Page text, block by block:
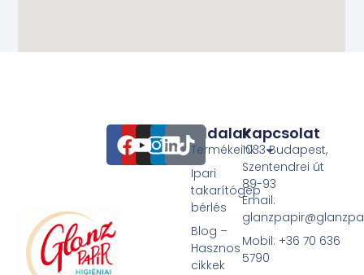
Oldalak
Termékeink
Ipari
takarítógép
bérlés
Blog –
Hasznos
cikkek
Kapcsolat
1033 Budapest,
Szentendrei út
89-93
Email:
Mobil: +36 70 636
5790